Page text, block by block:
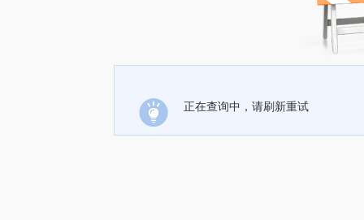
正在查询中，请刷新重试